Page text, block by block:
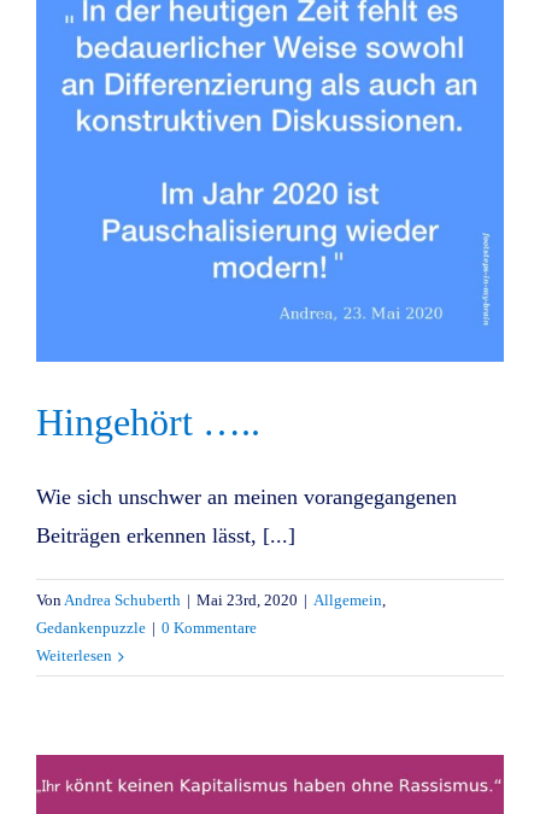
Hingehört …..
Wie sich unschwer an meinen vorangegangenen
Beiträgen erkennen lässt, [...]
VonAndrea Schuberth | Mai 23rd, 2020 | Allgemein,
Gedankenpuzzle | 0 Kommentare
Weiterlesen